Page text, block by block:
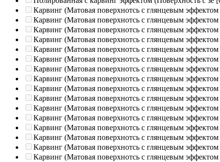
Карвинг (Матовая поверхнотсь с глянцевым эффектом
Карвинг (Матовая поверхнотсь с глянцевым эффектом
Карвинг (Матовая поверхнотсь с глянцевым эффектом
Карвинг (Матовая поверхнотсь с глянцевым эффектом
Карвинг (Матовая поверхнотсь с глянцевым эффектом
Карвинг (Матовая поверхнотсь с глянцевым эффектом
Карвинг (Матовая поверхнотсь с глянцевым эффектом
Карвинг (Матовая поверхнотсь с глянцевым эффектом
Карвинг (Матовая поверхнотсь с глянцевым эффектом
Карвинг (Матовая поверхнотсь с глянцевым эффектом
Карвинг (Матовая поверхнотсь с глянцевым эффектом
Карвинг (Матовая поверхнотсь с глянцевым эффектом
Карвинг (Матовая поверхнотсь с глянцевым эффектом
Карвинг (Матовая поверхнотсь с глянцевым эффектом
Карвинг (Матовая поверхнотсь с глянцевым эффектом
Карвинг (Матовая поверхнотсь с глянцевым эффектом